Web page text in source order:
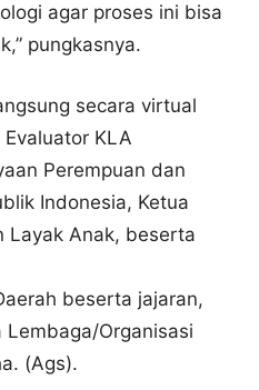
agar proses ini bisa
pungkasnya.
secara virtual
KLA
Perempuan dan
Indonesia, Ketua
Layak Anak, beserta
beserta jajaran,
Lembaga/Organisasi
(Ags).